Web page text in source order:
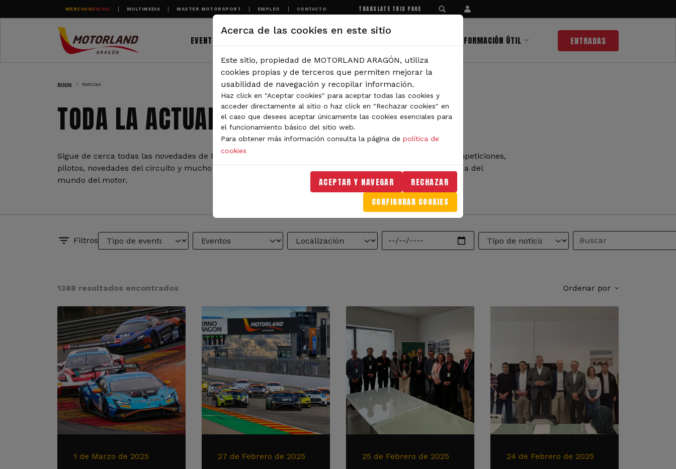
Pasar al contenido principal
MERCHANDISING MULTIMEDIA MASTER MOTORSPORT EMPLEO CONTACTO TRANSLATE THIS PAGE
EVENTOS INFORMACIÓN ÚTIL ENTRADAS
RUTA DE NAVEGACIÓN
Inicio Noticias
TODA LA ACTUALIDAD DE MOTORLAND
Sigue de cerca todas las novedades de MotorLand Aragón. Aquí encontrarás noticias sobre eventos, competiciones,
pilotos, novedades del circuito y mucho más. Filtra por categoría o tipo de contenido y no te pierdas nada del
mundo del motor.
Filtros
1388 resultados encontrados Ordenar por
1 de Marzo de 2025 27 de Febrero de 2025 25 de Febrero de 2025 24 de Febrero de 2025
Acerca de las cookies en este sitio
Este sitio, propiedad de MOTORLAND ARAGÓN, utiliza
cookies propias y de terceros que permiten mejorar la
usabilidad de navegación y recopilar información.
Haz click en "Aceptar cookies" para aceptar todas las cookies y
acceder directamente al sitio o haz click en "Rechazar cookies" en
el caso que desees aceptar únicamente las cookies esenciales para
el funcionamiento básico del sitio web.
Para obtener más información consulta la página de política de
cookies
ACEPTAR Y NAVEGAR RECHAZAR
CONFIGURAR COOKIES